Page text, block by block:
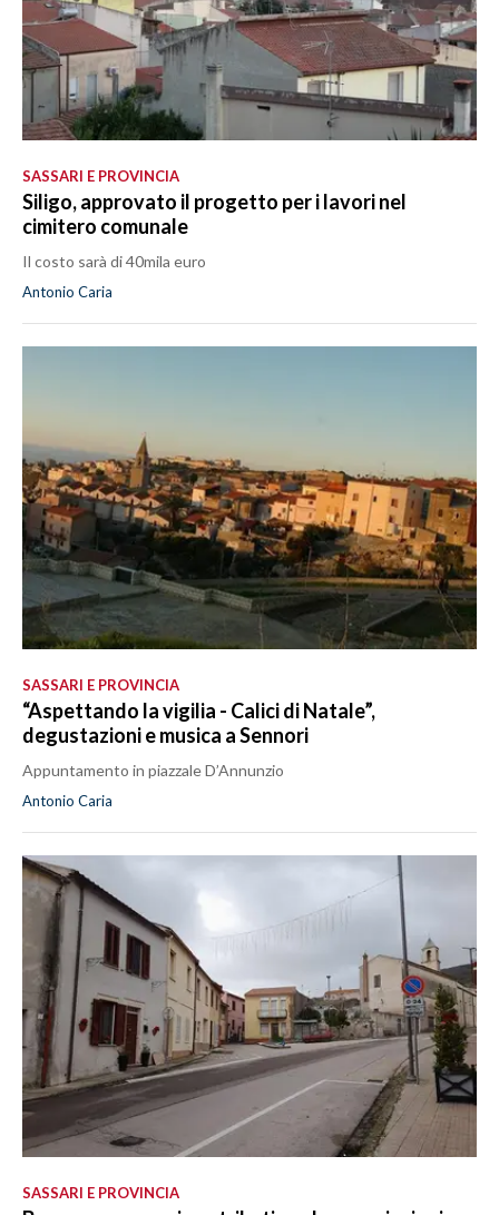
SASSARI E PROVINCIA
Siligo, approvato il progetto per i lavori nel
cimitero comunale
Il costo sarà di 40mila euro
Antonio Caria
SASSARI E PROVINCIA
“Aspettando la vigilia - Calici di Natale”,
degustazioni e musica a Sennori
Appuntamento in piazzale D’Annunzio
Antonio Caria
SASSARI E PROVINCIA